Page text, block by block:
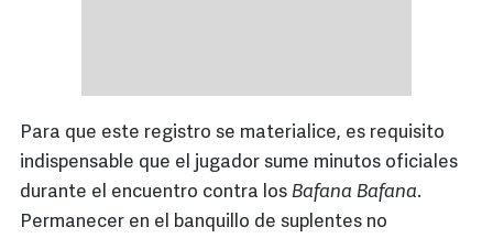
Para que este registro se materialice, es requisito
indispensable que el jugador sume minutos oficiales
durante el encuentro contra los Bafana Bafana.
Permanecer en el banquillo de suplentes no